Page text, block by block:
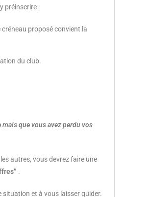
préinscrire :
proposé convient la
du club.
que vous avez perdu vos
autres, vous devrez faire une
.
et à vous laisser guider.